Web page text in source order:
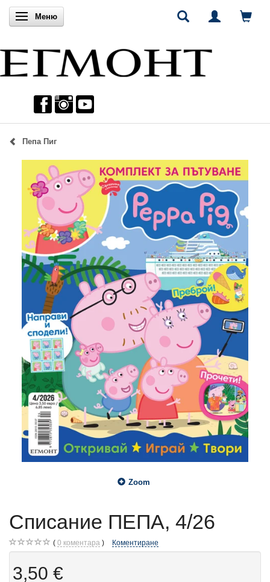
Включи навигацията
Меню
Пепа Пиг
Zoom
Списание ПЕПА, 4/26
0 коментара Коментиране
3,50 €